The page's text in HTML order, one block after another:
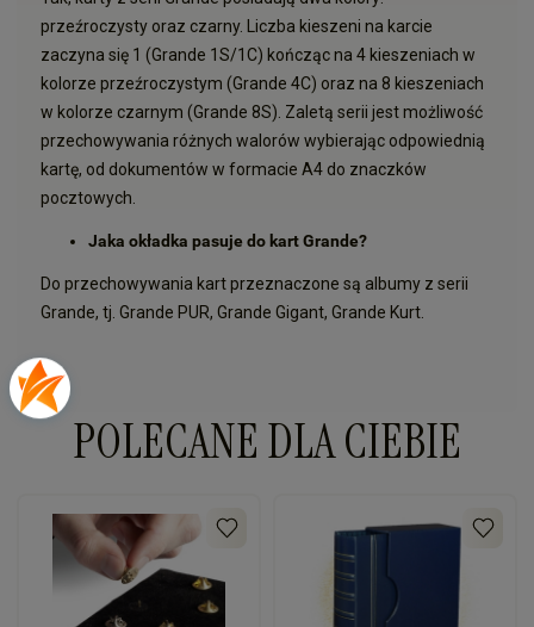
przeźroczysty oraz czarny. Liczba kieszeni na karcie
zaczyna się 1 (Grande 1S/1C) kończąc na 4 kieszeniach w
kolorze przeźroczystym (Grande 4C) oraz na 8 kieszeniach
w kolorze czarnym (Grande 8S). Zaletą serii jest możliwość
przechowywania różnych walorów wybierając odpowiednią
kartę, od dokumentów w formacie A4 do znaczków
pocztowych.
Jaka okładka pasuje do kart Grande?
Do przechowywania kart przeznaczone są albumy z serii
Grande, tj. Grande PUR, Grande Gigant, Grande Kurt.
POLECANE DLA CIEBIE